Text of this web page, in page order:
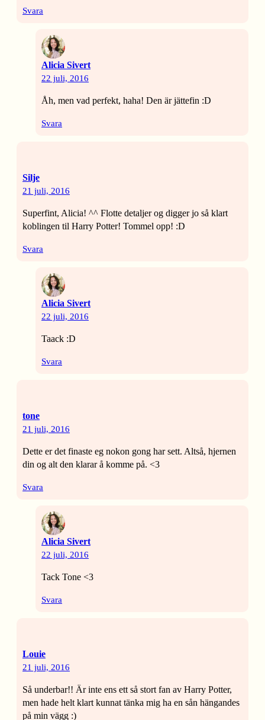
Svara
Alicia Sivert
22 juli, 2016
Åh, men vad perfekt, haha! Den är jättefin :D
Svara
Silje
21 juli, 2016
Superfint, Alicia! ^^ Flotte detaljer og digger jo så klart
koblingen til Harry Potter! Tommel opp! :D
Svara
Alicia Sivert
22 juli, 2016
Taack :D
Svara
tone
21 juli, 2016
Dette er det finaste eg nokon gong har sett. Altså, hjernen
din og alt den klarar å komme på. <3
Svara
Alicia Sivert
22 juli, 2016
Tack Tone <3
Svara
Louie
21 juli, 2016
Så underbar!! Är inte ens ett så stort fan av Harry Potter,
men hade helt klart kunnat tänka mig ha en sån hängandes
på min vägg :)